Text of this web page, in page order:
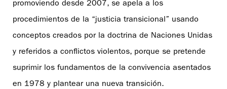
promoviendo desde 2007, se apela a los
procedimientos de la “justicia transicional” usando
conceptos creados por la doctrina de Naciones Unidas
y referidos a conflictos violentos, porque se pretende
suprimir los fundamentos de la convivencia asentados
en 1978 y plantear una nueva transición.